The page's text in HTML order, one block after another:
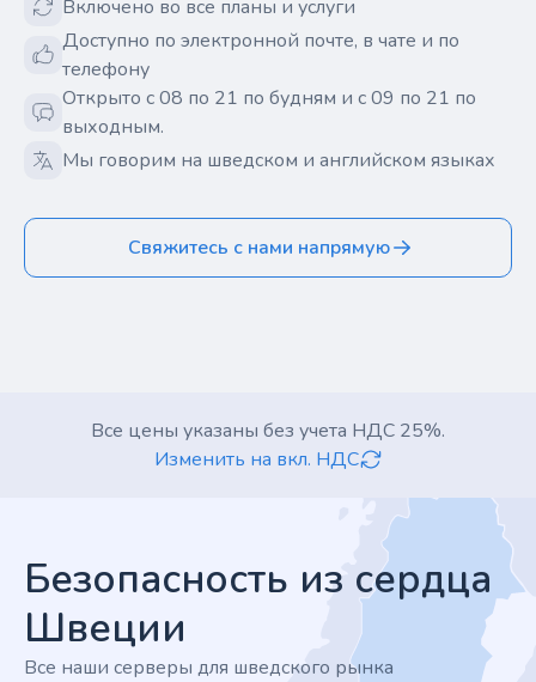
Включено во все планы и услуги
Доступно по электронной почте, в чате и по
телефону
Открыто с 08 по 21 по будням и с 09 по 21 по
выходным.
Мы говорим на шведском и английском языках
Свяжитесь с нами напрямую
Все цены указаны без учета НДС 25%.
Изменить на вкл. НДС
Безопасность из сердца
Швеции
Все наши серверы для шведского рынка